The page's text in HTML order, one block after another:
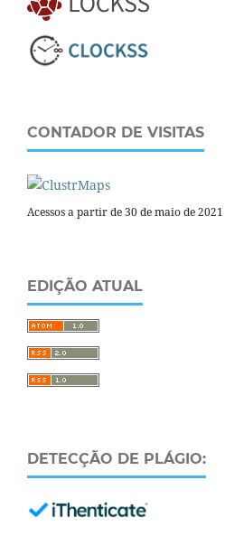
CONTADOR DE VISITAS
Acessos a partir de 30 de maio de 2021
EDIÇÃO ATUAL
DETECÇÃO DE PLÁGIO: